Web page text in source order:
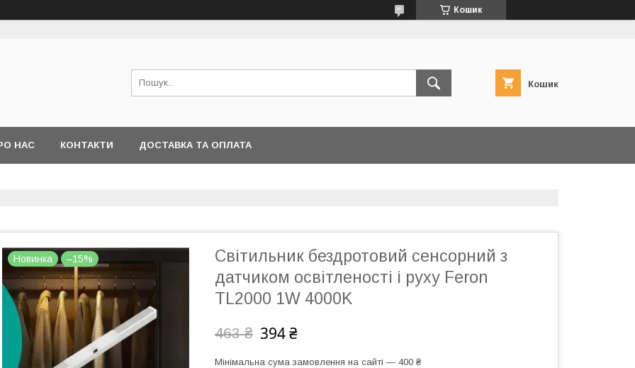
Кошик
Кошик
НАС КОНТАКТИ ДОСТАВКА ТА ОПЛАТА
Новинка –15%
Світильник бездротовий сенсорний з
датчиком освітленості і руху Feron
TL2000 1W 4000K
463 ₴ 394 ₴
Мінімальна сума замовлення на сайті — 400 ₴